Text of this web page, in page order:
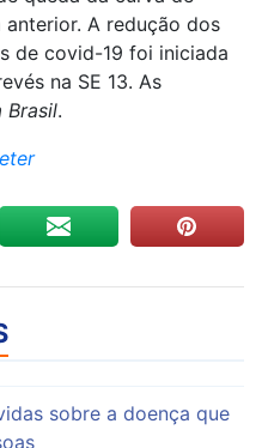
anterior. A redução dos
de covid-19 foi iniciada
na SE 13. As
Brasil.
sobre a doença que